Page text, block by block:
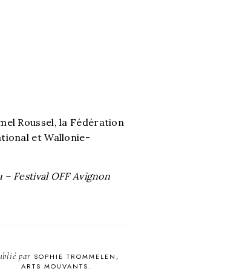
Roussel, la Fédération
et Wallonie-
Festival OFF Avignon
par SOPHIE TROMMELEN,
ARTS MOUVANTS.